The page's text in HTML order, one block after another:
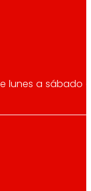
lunes a sábado